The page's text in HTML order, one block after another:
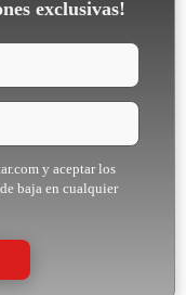
exclusivas!
y aceptar los
baja en cualquier